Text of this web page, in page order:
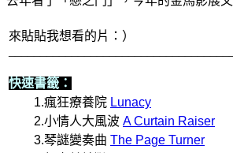
來貼貼我想看的片：）
快速書籤：
1.瘋狂療養院 Lunacy
2.小情人大風波 A Curtain Raiser
3.琴謎變奏曲 The Page Turner